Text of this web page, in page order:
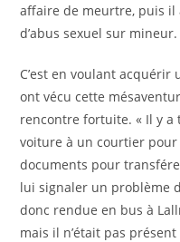
affaire de meurtre, puis il
d’abus sexuel sur mineur.
C’est en voulant
ont vécu cette
rencontre fortuite. « Il y a
voiture à un courtier pour
documents pour
lui signaler un problème
donc rendue en bus à
mais il n’était pas